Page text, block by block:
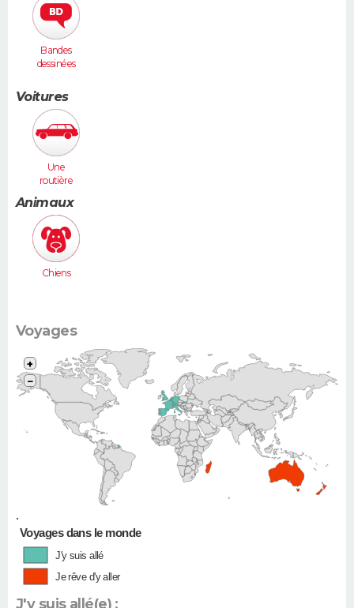
Bandes
dessinées
Voitures
Une
routière
607...)
Animaux
Chiens
Voyages
•
+
−
Voyages dans le monde
J'y suis allé
Je rêve d'y aller
J'y suis allé(e) :